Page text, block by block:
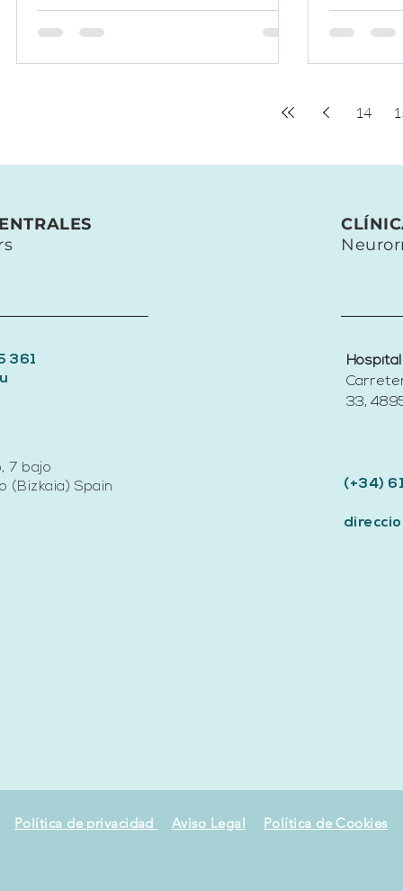
14
361
7 bajo
(Bizkaia) Spain
33,
(+34)
Política de privacidad Aviso Legal Política de Cookies